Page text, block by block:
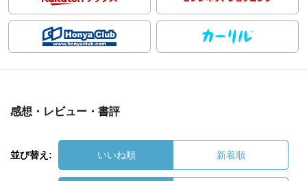
感想・レビュー・書評
並び替え: いいね順 新着順